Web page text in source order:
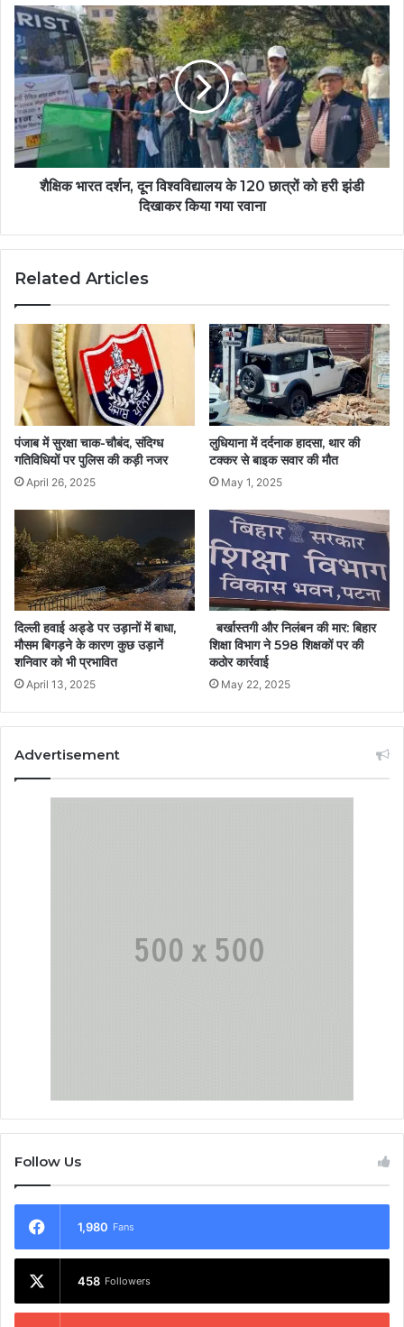
शैक्षिक भारत दर्शन, दून विश्वविद्यालय के 120 छात्रों को हरी झंडी
दिखाकर किया गया रवाना
Related Articles
पंजाब में सुरक्षा चाक-चौबंद, संदिग्ध
गतिविधियों पर पुलिस की कड़ी नजर
April 26, 2025
लुधियाना में दर्दनाक हादसा, थार की
टक्कर से बाइक सवार की मौत
May 1, 2025
दिल्ली हवाई अड्डे पर उड़ानों में बाधा,
मौसम बिगड़ने के कारण कुछ उड़ानें
शनिवार को भी प्रभावित
April 13, 2025
बर्खास्तगी और निलंबन की मार: बिहार
शिक्षा विभाग ने 598 शिक्षकों पर की
कठोर कार्रवाई
May 22, 2025
Advertisement
Follow Us
1,980 Fans
458 Followers